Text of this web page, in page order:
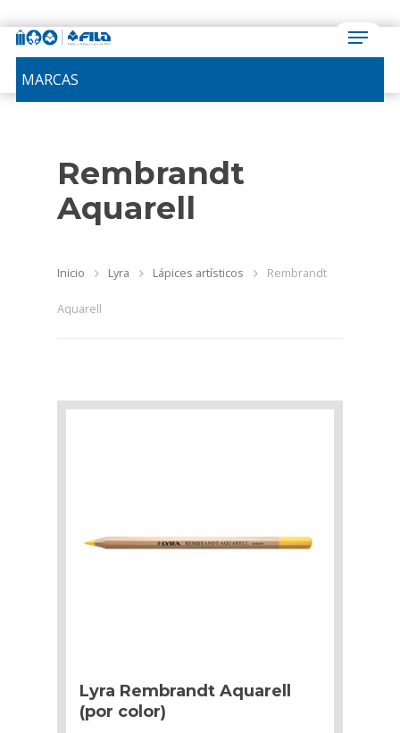
MARCAS
Rembrandt
Aquarell
Inicio Lyra Lápices artísticos Rembrandt
Aquarell
Lyra Rembrandt Aquarell
(por color)